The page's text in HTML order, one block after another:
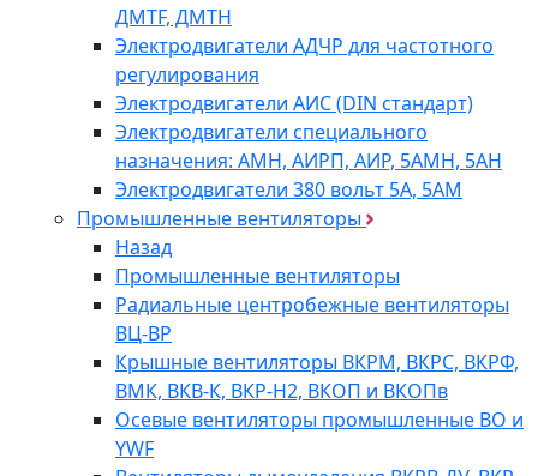
ДMTF, ДМТН
Электродвигатели АДЧР для частотного
регулирования
Электродвигатели АИС (DIN стандарт)
Электродвигатели специального
назначения: АМН, АИРП, АИР, 5АМН, 5АН
Электродвигатели 380 вольт 5А, 5АМ
Промышленные вентиляторы
Назад
Промышленные вентиляторы
Радиальные центробежные вентиляторы
ВЦ-ВР
Крышные вентиляторы ВКРМ, ВКРС, ВКРФ,
ВМК, ВКВ-К, ВКР-Н2, ВКОП и ВКОПв
Осевые вентиляторы промышленные ВО и
YWF